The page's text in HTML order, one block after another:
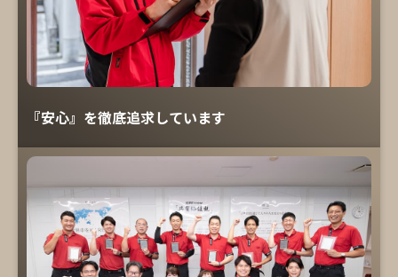
『安心』を徹底追求しています